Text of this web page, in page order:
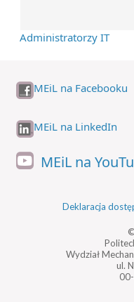
Administratorzy IT
MEiL na Facebooku
MEiL na LinkedIn
MEiL na
Deklaracja
Wydział
ul.